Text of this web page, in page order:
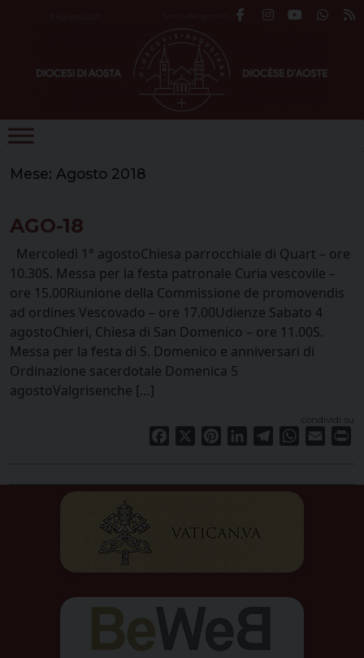
9 Agosto 2026
Mese: Agosto 2018
AGO-18
Mercoledì 1° agostoChiesa parrocchiale di Quart – ore
10.30S. Messa per la festa patronale Curia vescovile –
ore 15.00Riunione della Commissione de promovendis
ad ordines Vescovado – ore 17.00Udienze Sabato 4
agostoChieri, Chiesa di San Domenico – ore 11.00S.
Messa per la festa di S. Domenico e anniversari di
Ordinazione sacerdotale Domenica 5
agostoValgrisenche […]
condividi su
Facebook PinterestLinkedInTelegramWhatsApp
Email